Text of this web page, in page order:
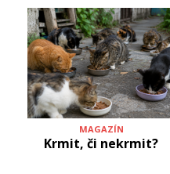
MAGAZÍN
Krmit, či nekrmit?